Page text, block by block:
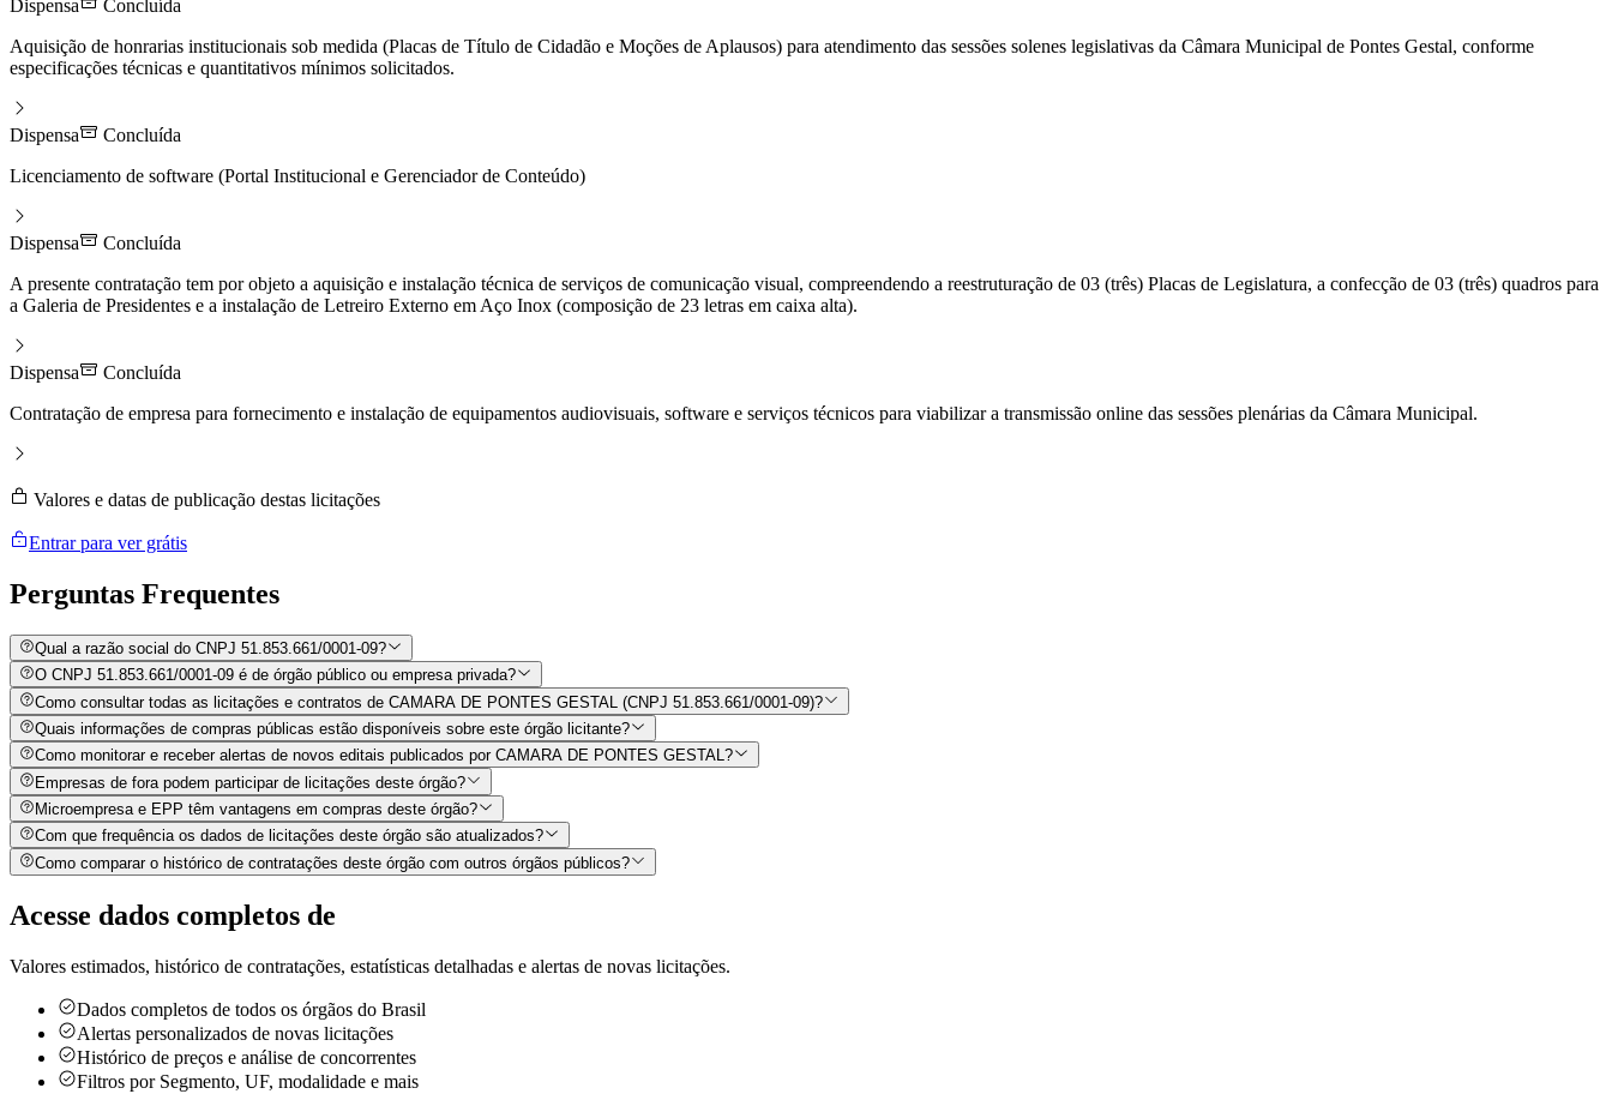
Dispensa
Concluída
Aquisição de honrarias institucionais sob medida (Placas de Título de Cidadão e Moções de Aplausos) para atendimento das sessões solenes legislativas da Câmara Municipal de Pontes Gestal, conforme
especificações técnicas e quantitativos mínimos solicitados.
Dispensa
Concluída
Licenciamento de software (Portal Institucional e Gerenciador de Conteúdo)
Dispensa
Concluída
A presente contratação tem por objeto a aquisição e instalação técnica de serviços de comunicação visual, compreendendo a reestruturação de 03 (três) Placas de Legislatura, a confecção de 03 (três) quadros para
a Galeria de Presidentes e a instalação de Letreiro Externo em Aço Inox (composição de 23 letras em caixa alta).
Dispensa
Concluída
Contratação de empresa para fornecimento e instalação de equipamentos audiovisuais, software e serviços técnicos para viabilizar a transmissão online das sessões plenárias da Câmara Municipal.
Valores e datas de publicação destas licitações
Entrar para ver grátis
Perguntas Frequentes
Qual a razão social do CNPJ 51.853.661/0001-09?
O CNPJ 51.853.661/0001-09 é de órgão público ou empresa privada?
Como consultar todas as licitações e contratos de CAMARA DE PONTES GESTAL (CNPJ 51.853.661/0001-09)?
Quais informações de compras públicas estão disponíveis sobre este órgão licitante?
Como monitorar e receber alertas de novos editais publicados por CAMARA DE PONTES GESTAL?
Empresas de fora podem participar de licitações deste órgão?
Microempresa e EPP têm vantagens em compras deste órgão?
Com que frequência os dados de licitações deste órgão são atualizados?
Como comparar o histórico de contratações deste órgão com outros órgãos públicos?
Acesse dados completos de
Valores estimados, histórico de contratações, estatísticas detalhadas e alertas de novas licitações.
Dados completos de todos os órgãos do Brasil
Alertas personalizados de novas licitações
Histórico de preços e análise de concorrentes
Filtros por Segmento, UF, modalidade e mais